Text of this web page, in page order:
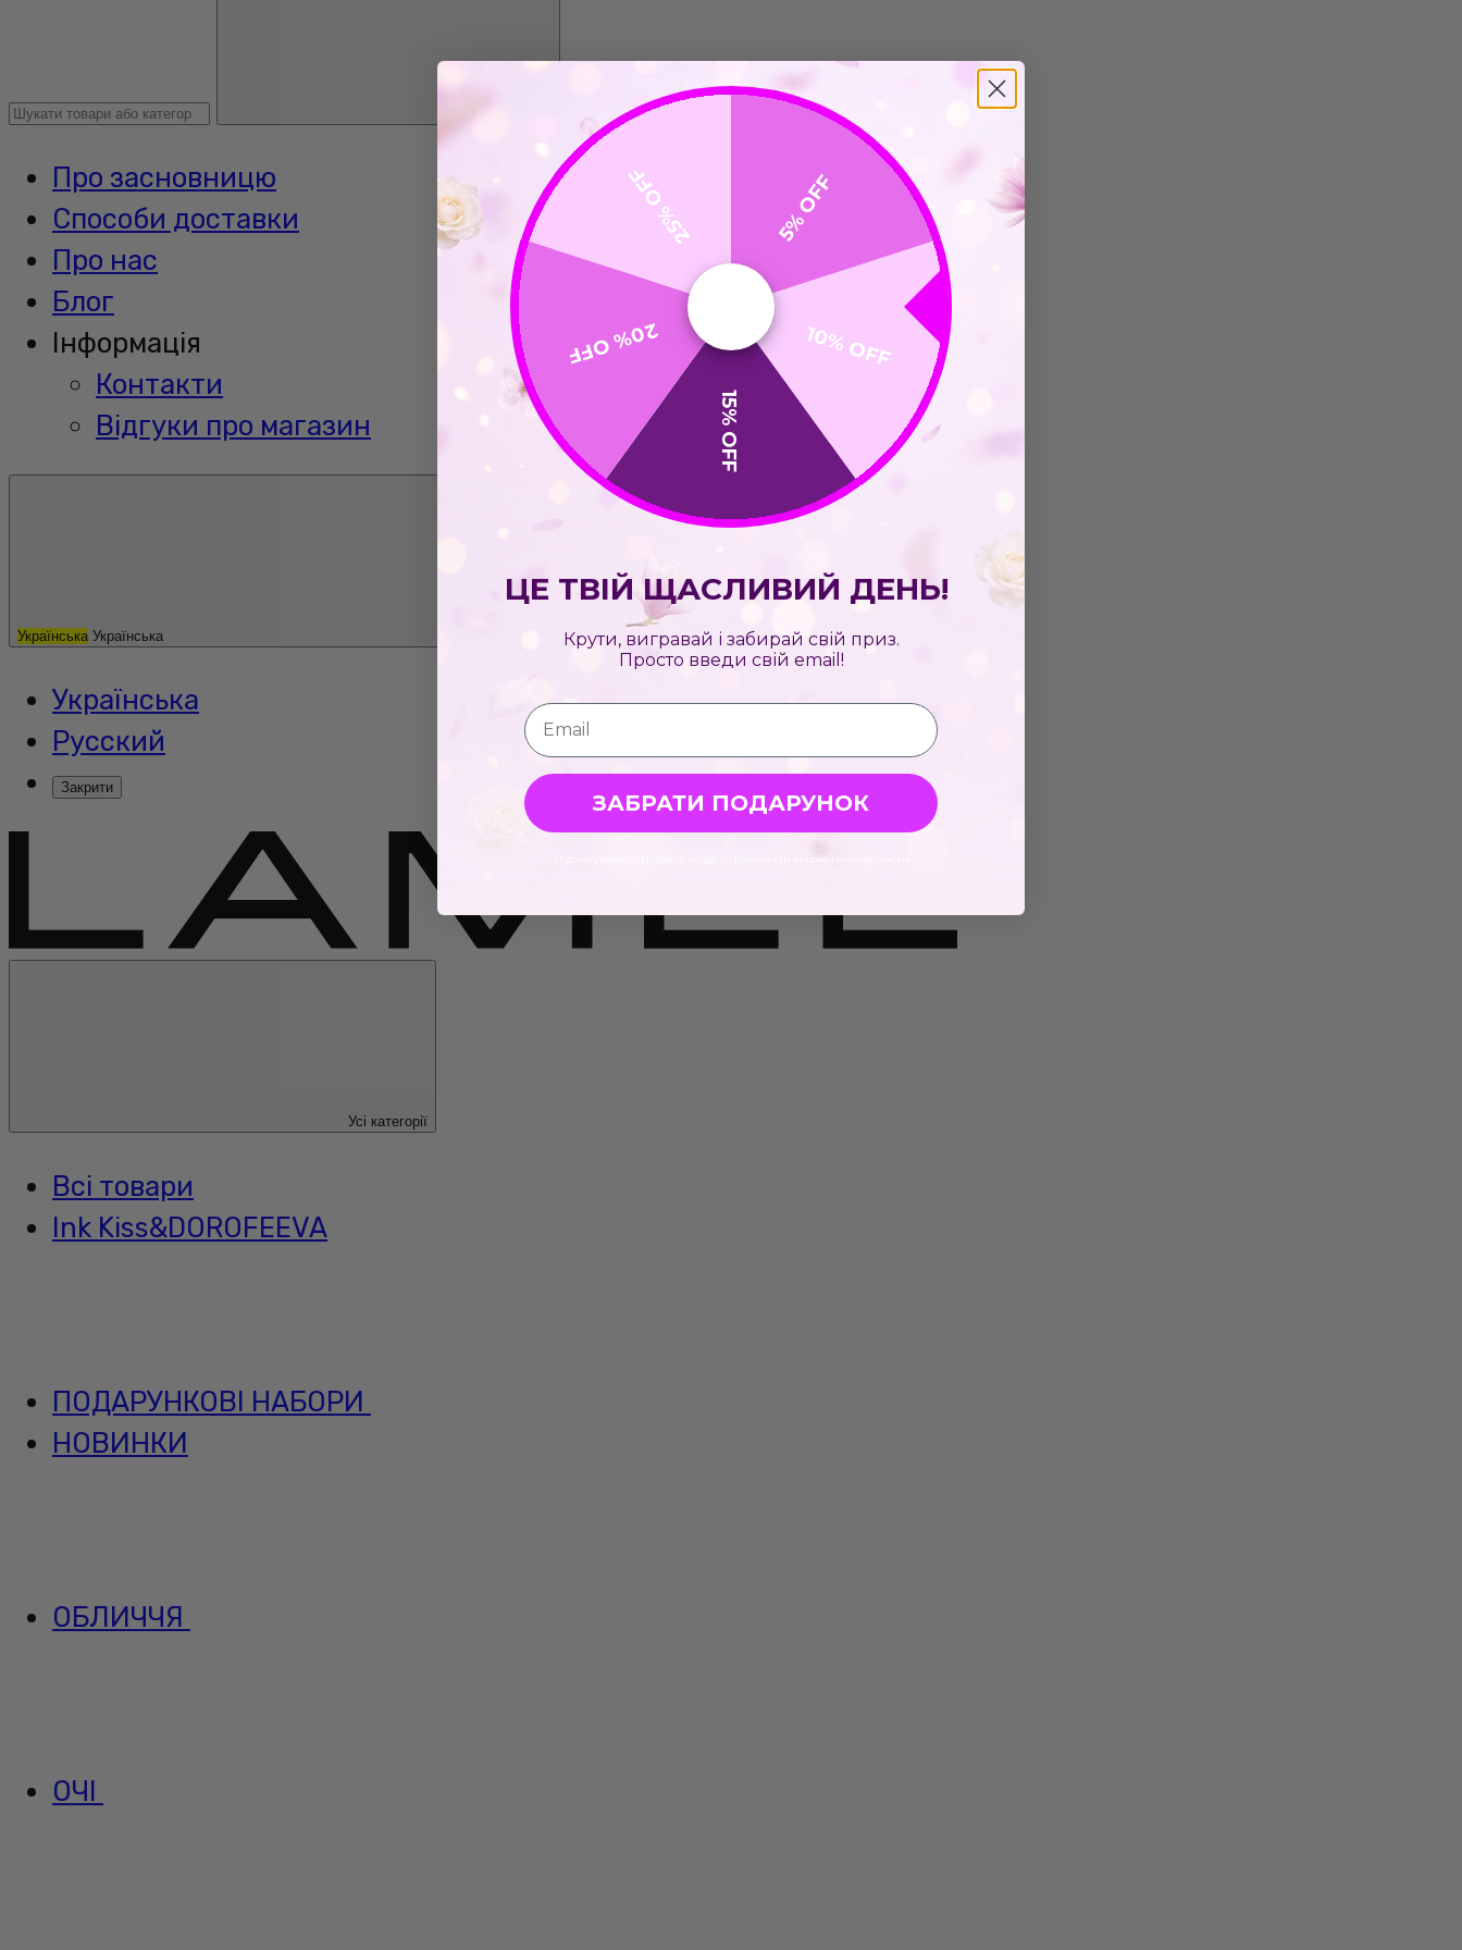
Про засновницю
Способи доставки
Про нас
Блог
Інформація
Контакти
Відгуки про магазин
Українська Українська
Українська
Русский
Закрити
Усі категорії
Всі товари
Ink Kiss&DOROFEEVA
ПОДАРУНКОВІ НАБОРИ
НОВИНКИ
ОБЛИЧЧЯ
ОЧІ
5% OFF
10% OFF
15% OFF
20% OFF
25% OFF
ЦЕ ТВІЙ ЩАСЛИВИЙ ДЕНЬ!
Крути, вигравай і забирай свій приз.
Просто введи свій email!
Email
ЗАБРАТИ ПОДАРУНОК
Підписуючись, ти даєш згоду отримувати маркетингові листи